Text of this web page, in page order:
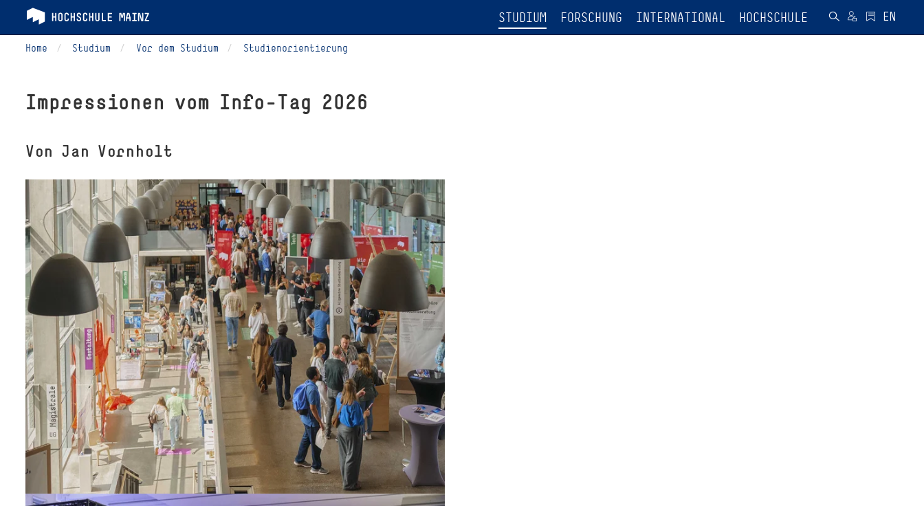
STUDIUM FORSCHUNG INTERNATIONAL HOCHSCHULE
Home Studium Vor dem Studium Studienorientierung
Impressionen vom Info-Tag 2026
Von Jan Vornholt